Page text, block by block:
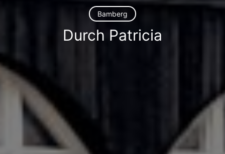
Bamberg
Durch Patricia